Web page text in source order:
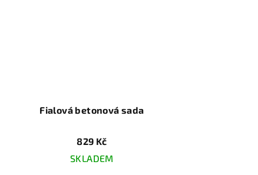
Fialová betonová sada
829 Kč
SKLADEM